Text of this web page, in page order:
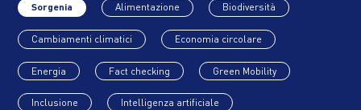
Sorgenia Alimentazione Biodiversità
Cambiamenti climatici Economia circolare
Energia Fact checking Green Mobility
Inclusione Intelligenza artificiale